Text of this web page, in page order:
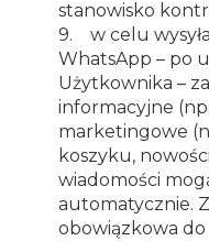
stanowisko
9. w celu
WhatsApp – po
Użytkownika –
informacyjne
marketingowe
koszyku,
wiadomości
automatycznie.
obowiązkowa